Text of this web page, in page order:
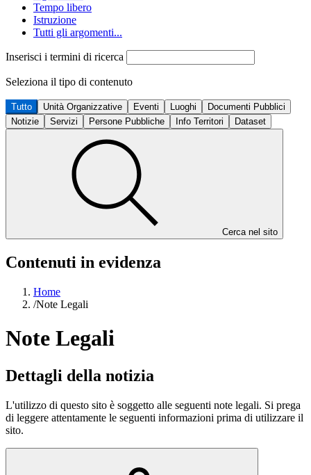
Tempo libero
Istruzione
Tutti gli argomenti...
Inserisci i termini di ricerca
Seleziona il tipo di contenuto
Tutto Unità Organizzative Eventi Luoghi
Documenti Pubblici
Notizie
Servizi Persone Pubbliche Info Territori Dataset
Cerca nel sito
Contenuti in evidenza
Home
/Note Legali
Note Legali
Dettagli della notizia
L'utilizzo di questo sito è soggetto alle seguenti note legali. Si prega
di leggere attentamente le seguenti informazioni prima di utilizzare il
sito.